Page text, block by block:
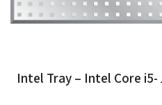
תכונות: מעבד אינטל 6 ליבות Intel Tray – Intel Core i5-